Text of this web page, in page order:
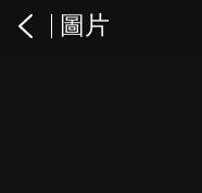
圖片